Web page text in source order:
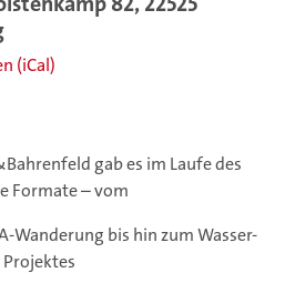
(iCal)
gab es im Laufe des
Formate – vom
Wanderung bis hin zum Wasser-
Projektes